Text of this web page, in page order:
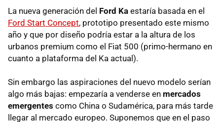
La nueva generación del Ford Ka estaría basada en el
Ford Start Concept, prototipo presentado este mismo
año y que por diseño podría estar a la altura de los
urbanos premium como el Fiat 500 (primo-hermano en
cuanto a plataforma del Ka actual).
Sin embargo las aspiraciones del nuevo modelo serían
algo más bajas: empezaría a venderse en mercados
emergentes como China o Sudamérica, para más tarde
llegar al mercado europeo. Suponemos que en el paso